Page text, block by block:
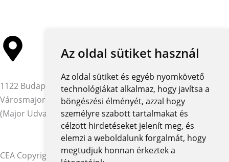
Az oldal sütiket használ
Az oldal sütiket és egyéb nyomkövető
technológiákat alkalmaz, hogy javítsa a
böngészési élményét, azzal hogy
személyre szabott tartalmakat és
célzott hirdetéseket jelenít meg, és
elemzi a weboldalunk forgalmát, hogy
megtudjuk honnan érkeztek a
1122 Budapest,
Városmajor utca 12-14.
(Major Udvar Irodaház)
CEA Copyright © 2026 | Minden jog fenntartva